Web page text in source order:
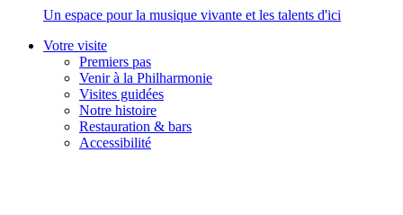
Un espace pour la musique vivante et les talents d'ici
Votre visite
Premiers pas
Venir à la Philharmonie
Visites guidées
Notre histoire
Restauration & bars
Accessibilité